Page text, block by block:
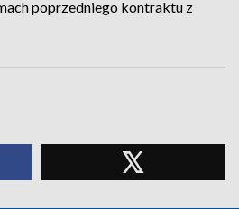
poprzedniego kontraktu z